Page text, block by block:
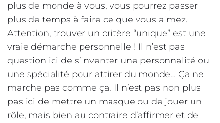
plus de monde à vous, vous pourrez passer
plus de temps à faire ce que vous aimez.
Attention, trouver un critère “unique” est une
vraie démarche personnelle ! Il n’est pas
question ici de s’inventer une personnalité ou
une spécialité pour attirer du monde… Ça ne
marche pas comme ça. Il n’est pas non plus
pas ici de mettre un masque ou de jouer un
rôle, mais bien au contraire d’affirmer et de